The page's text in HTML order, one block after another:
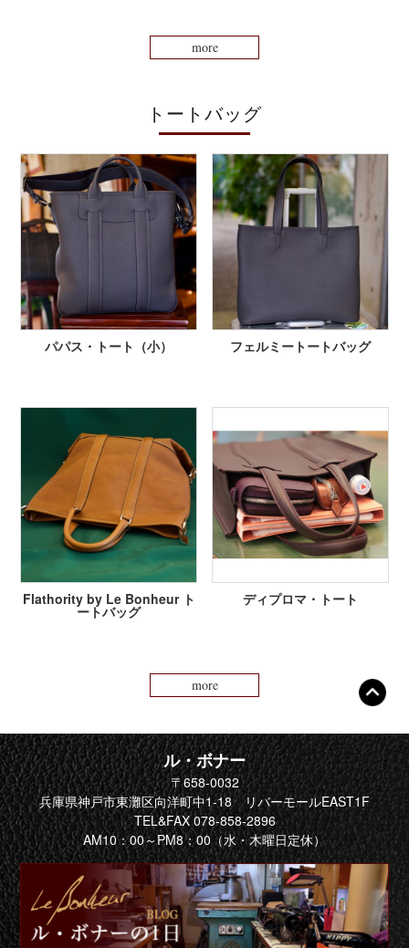
more
トートバッグ
パパス・トート（小） フェルミートートバッグ
Flathority by Le Bonheur ト
ートバッグ
ディプロマ・トート
more
ル・ボナー
〒658-0032
兵庫県神戸市東灘区向洋町中1-18 リバーモールEAST1F
TEL&FAX 078-858-2896
AM10：00～PM8：00（水・木曜日定休）